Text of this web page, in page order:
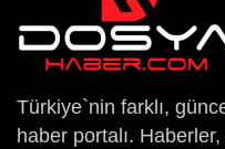
Türkiye`nin farklı,
haber portalı.